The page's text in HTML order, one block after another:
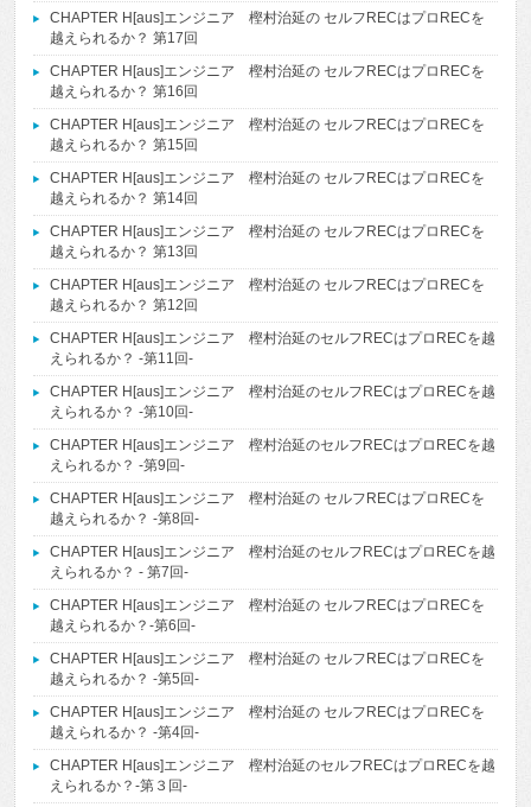
CHAPTER H[aus]エンジニア 樫村治延の セルフRECはプロRECを
越えられるか？ 第17回
CHAPTER H[aus]エンジニア 樫村治延の セルフRECはプロRECを
越えられるか？ 第16回
CHAPTER H[aus]エンジニア 樫村治延の セルフRECはプロRECを
越えられるか？ 第15回
CHAPTER H[aus]エンジニア 樫村治延の セルフRECはプロRECを
越えられるか？ 第14回
CHAPTER H[aus]エンジニア 樫村治延の セルフRECはプロRECを
越えられるか？ 第13回
CHAPTER H[aus]エンジニア 樫村治延の セルフRECはプロRECを
越えられるか？ 第12回
CHAPTER H[aus]エンジニア 樫村治延のセルフRECはプロRECを越
えられるか？ -第11回-
CHAPTER H[aus]エンジニア 樫村治延のセルフRECはプロRECを越
えられるか？ -第10回-
CHAPTER H[aus]エンジニア 樫村治延のセルフRECはプロRECを越
えられるか？ -第9回-
CHAPTER H[aus]エンジニア 樫村治延の セルフRECはプロRECを
越えられるか？ -第8回-
CHAPTER H[aus]エンジニア 樫村治延のセルフRECはプロRECを越
えられるか？ - 第7回-
CHAPTER H[aus]エンジニア 樫村治延の セルフRECはプロRECを
越えられるか？-第6回-
CHAPTER H[aus]エンジニア 樫村治延の セルフRECはプロRECを
越えられるか？ -第5回-
CHAPTER H[aus]エンジニア 樫村治延の セルフRECはプロRECを
越えられるか？ -第4回-
CHAPTER H[aus]エンジニア 樫村治延のセルフRECはプロRECを越
えられるか？-第３回-